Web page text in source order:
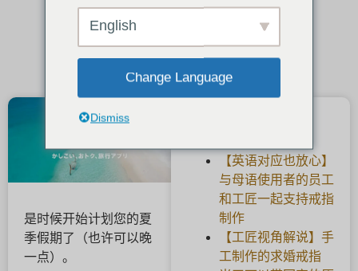
是时候开始计划您的夏
季假期了（也许可以晚
一点）。
【英语对应也放心】
与母语使用者的员工
和工匠一起支持戒指
制作
【工匠视角解说】手
工制作的求婚戒指
English
Change Language
Dismiss